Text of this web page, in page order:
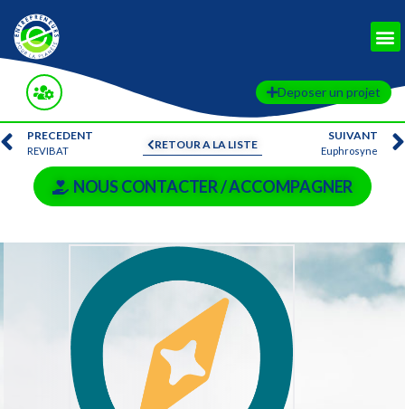
Deposer un projet
RETOUR A LA LISTE
PRECEDENT
REVIBAT
SUIVANT
Euphrosyne
NOUS CONTACTER / ACCOMPAGNER